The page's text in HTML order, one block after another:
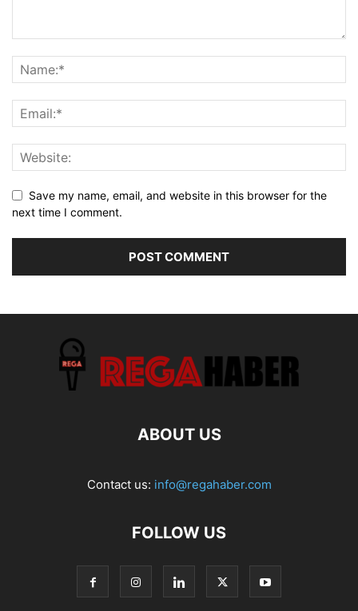
Save my name, email, and website in this browser for the
next time I comment.
ABOUT US
Contact us: info@regahaber.com
FOLLOW US